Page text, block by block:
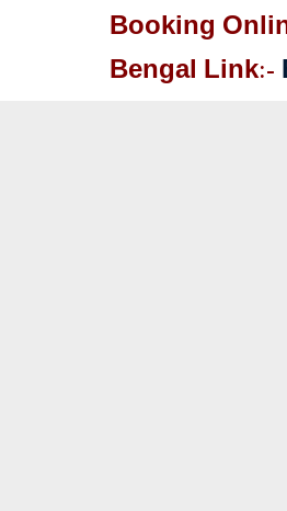
Booking
Bengal Link:-